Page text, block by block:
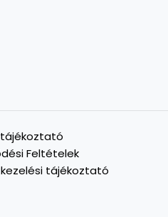
Feltételek
tájékoztató